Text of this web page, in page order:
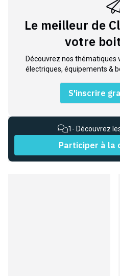
Le meilleur de
votre
Découvrez nos thématiques
électriques, équipements &
S'inscrire
1 - Découvrez
Participer à la